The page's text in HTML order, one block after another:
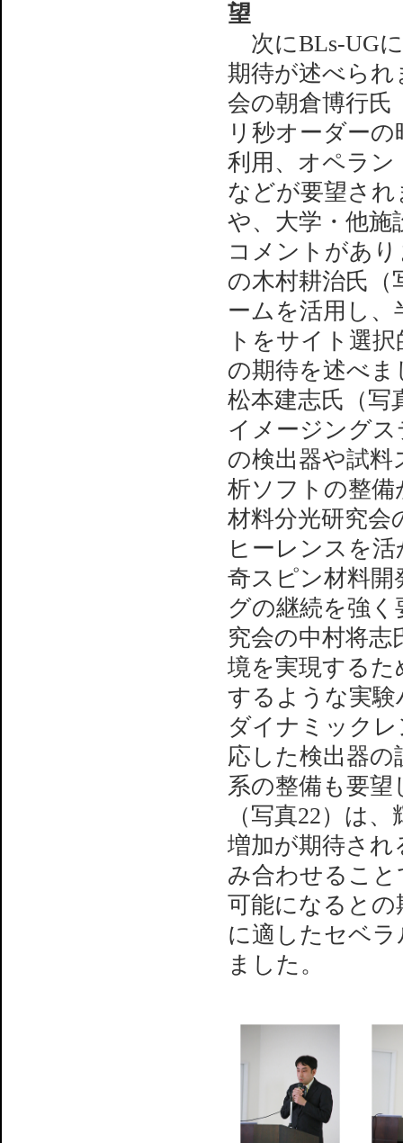
望
次にBLs-UG
期待が述べら
会の朝倉博行氏
リ秒オーダー
利用、オペラン
などが要望さ
や、大学・他施
コメントがあ
の木村耕治氏（
ームを活用し
トをサイト選
の期待を述べ
松本建志氏（写
イメージング
の検出器や試
析ソフトの整
材料分光研究会
ヒーレンスを
奇スピン材料
グの継続を強
究会の中村将志
境を実現するた
するような実
ダイナミック
応した検出器
系の整備も要望
（写真22）は
増加が期待さ
み合わせるこ
可能になると
に適したセベ
ました。